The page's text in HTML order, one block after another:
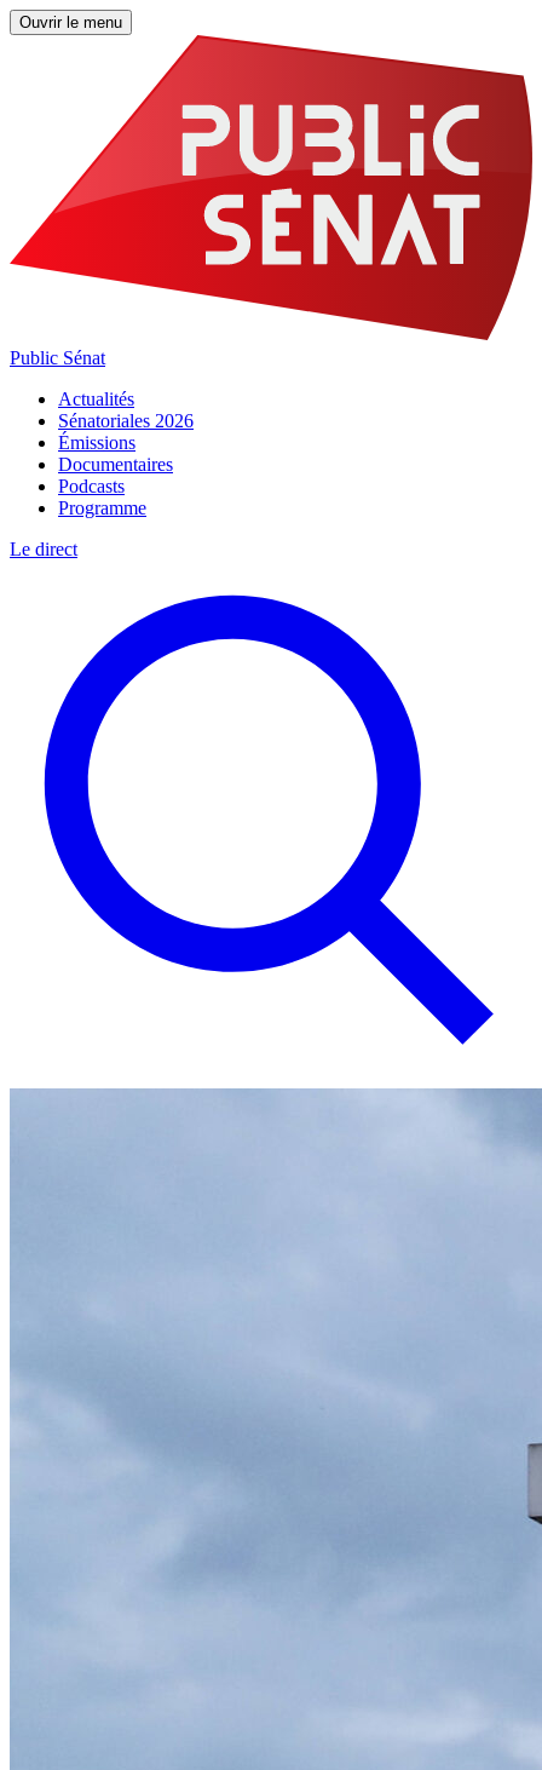
Ouvrir le menu
Public Sénat
Actualités
Sénatoriales 2026
Émissions
Documentaires
Podcasts
Programme
Le direct